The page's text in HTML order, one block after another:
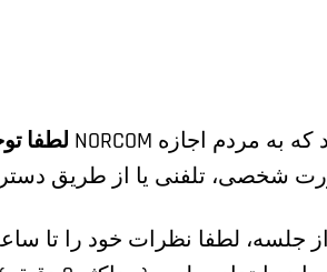
لطفا